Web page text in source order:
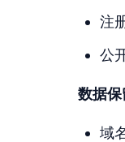
注
公
数据保
域